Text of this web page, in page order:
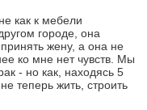
как к мебели
городе, она
жену, а она не
ко мне нет чувств. Мы
- но как, находясь 5
теперь жить, строить